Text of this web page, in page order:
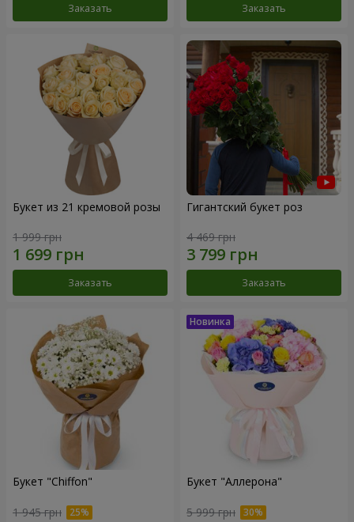
Заказать Заказать
Букет из 21 кремовой розы
1 999 грн
Заказать
Гигантский букет роз
4 469 грн
Заказать
Букет "Chiffon"
1 945 грн
Букет "Аллерона"
5 999 грн